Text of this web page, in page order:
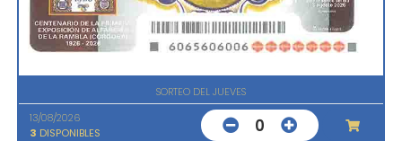
SORTEO DEL JUEVES
13/08/2026
3 DISPONIBLES 0